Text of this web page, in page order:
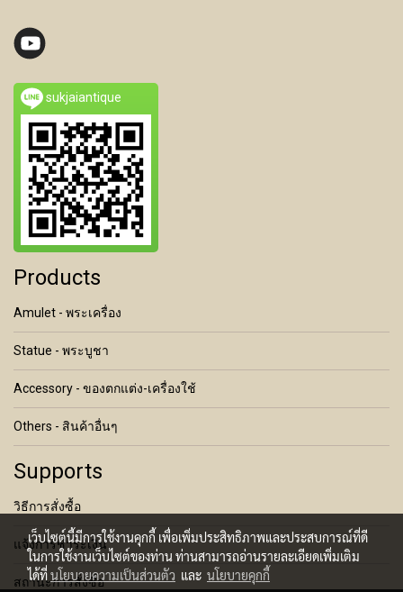
sukjaiantique
Products
Amulet - พระเครื่อง
Statue - พระบูชา
Accessory - ของตกแต่ง-เครื่องใช้
Others - สินค้าอื่นๆ
Supports
วิธีการสั่งซื้อ
แจ้งการชำระเงิน
สถานะการสั่งซื้อ
เว็บไซต์นี้มีการใช้งานคุกกี้ เพื่อเพิ่มประสิทธิภาพและประสบการณ์ที่ดี
ในการใช้งานเว็บไซต์ของท่าน ท่านสามารถอ่านรายละเอียดเพิ่มเติม
ได้ที่นโยบายความเป็นส่วนตัว และ นโยบายคุกกี้